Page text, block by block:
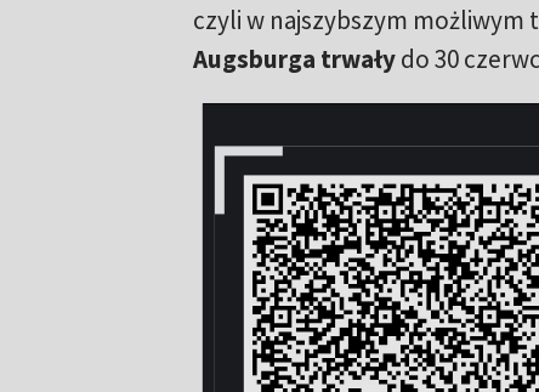
czyli w najszybszym możliwym
Augsburga trwałydo 30